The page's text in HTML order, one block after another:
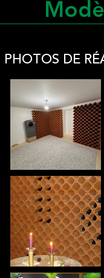
PHOTOS DE